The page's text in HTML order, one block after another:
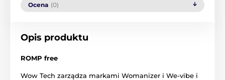
Ocena (0)
Opis produktu
ROMP free
Wow Tech zarządza markami Womanizer i We-vibe i